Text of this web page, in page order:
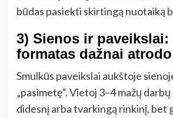
būdas pasiekti skirtingą nuotaiką
3) Sienos ir
formatas dažnai
Smulkūs paveikslai aukštoje
„pasimetę“. Vietoj 3–4 mažų
didesnį arba tvarkingą rinkinį, bet